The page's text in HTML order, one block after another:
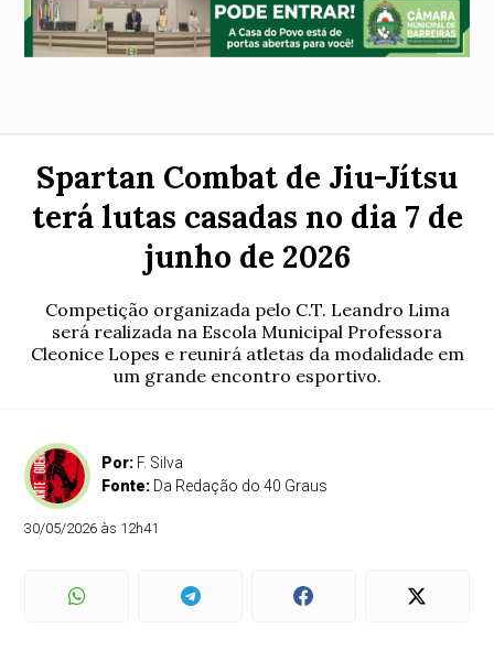
Spartan Combat de Jiu-Jítsu
terá lutas casadas no dia 7 de
junho de 2026
Competição organizada pelo C.T. Leandro Lima
será realizada na Escola Municipal Professora
Cleonice Lopes e reunirá atletas da modalidade em
um grande encontro esportivo.
Por: F. Silva
Fonte: Da Redação do 40 Graus
30/05/2026 às 12h41